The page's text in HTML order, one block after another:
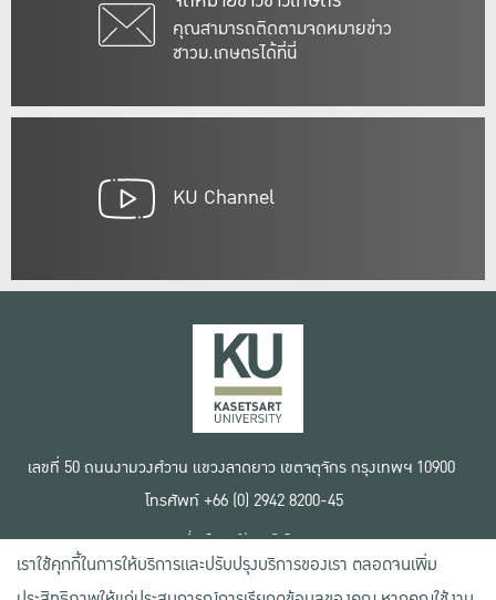
คุณสามารถติดตามจดหมายข่าว
ชาวม.เกษตรได้ที่นี่
KU Channel
เลขที่ 50 ถนนงามวงศ์วาน แขวงลาดยาว เขตจตุจักร กรุงเทพฯ 10900
โทรศัพท์ +66 (0) 2942 8200-45
เงื่อนไขการใช้งานเว็บไซต์
ข้อตกลงด้านสิทธิ์ใช้งาน
นโยบายความเป็นส่วนตัว
เราใช้คุกกี้ในการให้บริการและปรับปรุงบริการของเรา ตลอดจนเพิ่ม